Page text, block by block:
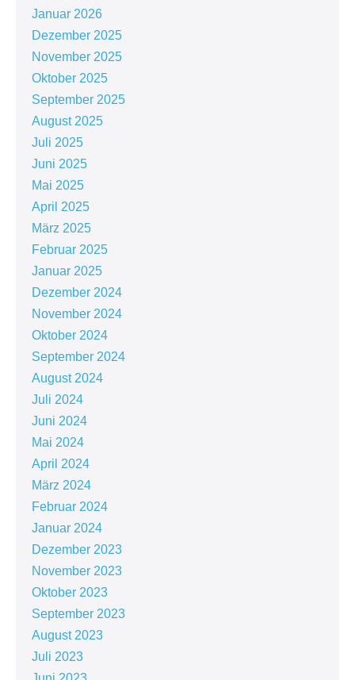
Januar 2026
Dezember 2025
November 2025
Oktober 2025
September 2025
August 2025
Juli 2025
Juni 2025
Mai 2025
April 2025
März 2025
Februar 2025
Januar 2025
Dezember 2024
November 2024
Oktober 2024
September 2024
August 2024
Juli 2024
Juni 2024
Mai 2024
April 2024
März 2024
Februar 2024
Januar 2024
Dezember 2023
November 2023
Oktober 2023
September 2023
August 2023
Juli 2023